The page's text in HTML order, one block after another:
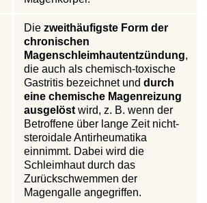
Die zweithäufigste Form der
chronischen
Magenschleimhautentzündung,
die auch als chemisch-toxische
Gastritis bezeichnet und durch
eine chemische Magenreizung
ausgelöst wird, z. B. wenn der
Betroffene über lange Zeit nicht-
steroidale Antirheumatika
einnimmt. Dabei wird die
Schleimhaut durch das
Zurückschwemmen der
Magengalle angegriffen.